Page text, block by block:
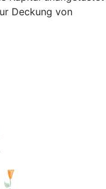
Deckung von